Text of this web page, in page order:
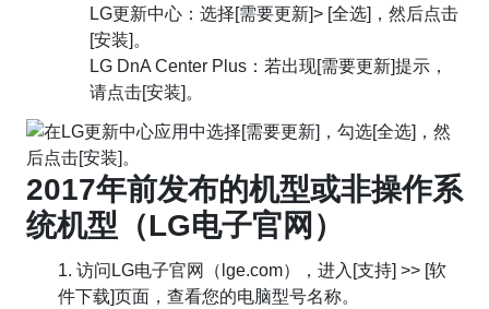
LG更新中心：选择[需要更新]> [全选]，然后点击
[安装]。
LG DnA Center Plus：若出现[需要更新]提示，
请点击[安装]。
2017年前发布的机型或非操作系
统机型（LG电子官网）
1. 访问LG电子官网（lge.com），进入[支持] >> [软
件下载]页面，查看您的电脑型号名称。